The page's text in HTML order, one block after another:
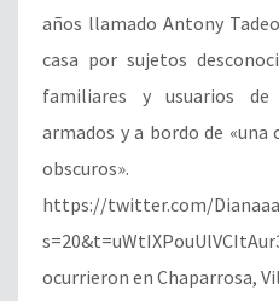
años llamado Antony
casa por sujetos
familiares y usuarios de
armados y a bordo de
obscuros».
https://twitter.com/
ocurrieron en Chaparrosa,